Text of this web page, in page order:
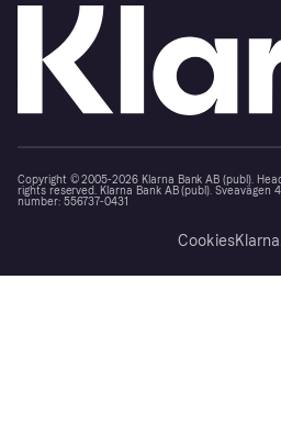
Copyright © 2005-2026 Klarna Bank AB (publ).
rights reserved. Klarna Bank AB (publ). Sveavägen
number: 556737-0431
Cookies